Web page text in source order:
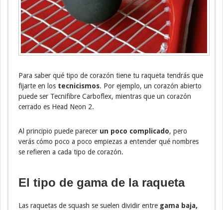
Para saber qué tipo de corazón tiene tu raqueta tendrás que
fijarte en los tecnicismos. Por ejemplo, un corazón abierto
puede ser Tecnifibre Carboflex, mientras que un corazón
cerrado es Head Neon 2.
Al principio puede parecer un poco complicado, pero
verás cómo poco a poco empiezas a entender qué nombres
se refieren a cada tipo de corazón.
El tipo de gama de la raqueta
Las raquetas de squash se suelen dividir entre gama baja,